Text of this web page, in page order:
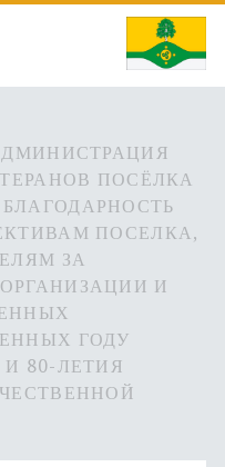
ПОСЁЛКА
ПОСЕЛКА,
ЗА
И
ГОДУ
80-ЛЕТИЯ